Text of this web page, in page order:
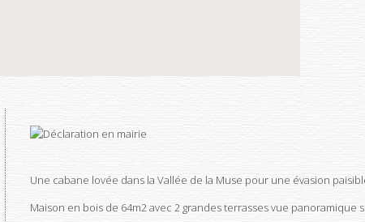
Une cabane lovée dans la Vallée de la Muse pour une évasion
Maison en bois de 64m2 avec 2 grandes terrasses vue panoramique